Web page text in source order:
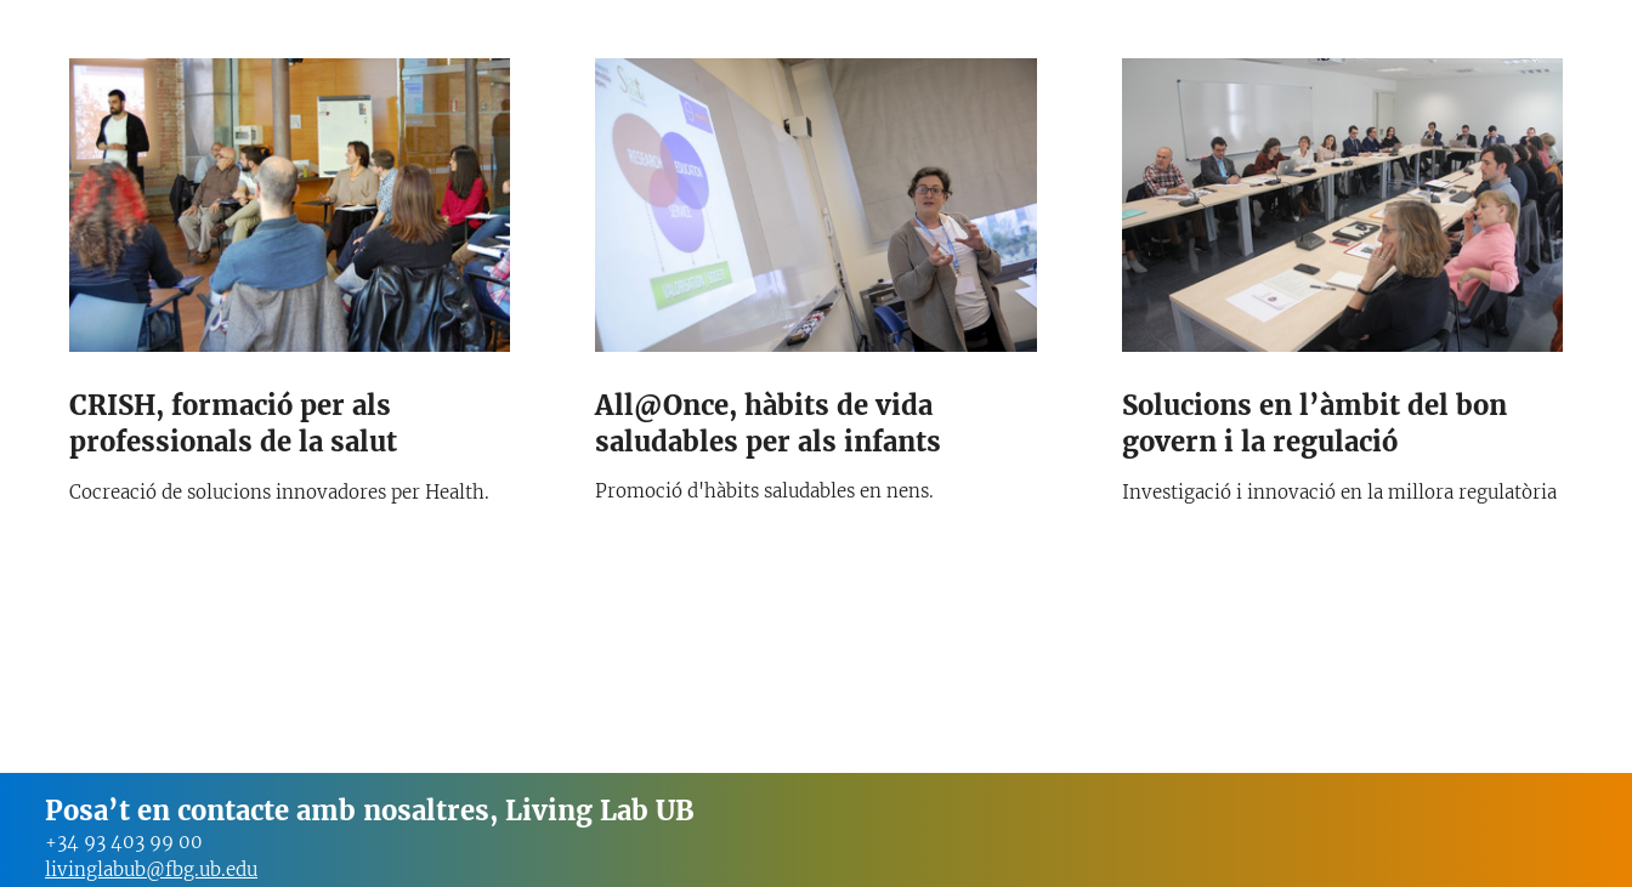
CRISH, formació per als
professionals de la salut
Cocreació de solucions innovadores per Health.
All@Once, hàbits de vida
saludables per als infants
Promoció d'hàbits saludables en nens.
Solucions en l’àmbit del bon
govern i la regulació
Investigació i innovació en la millora regulatòria
Posa’t en contacte amb nosaltres, Living Lab UB
+34 93 403 99 00
livinglabub@fbg.ub.edu